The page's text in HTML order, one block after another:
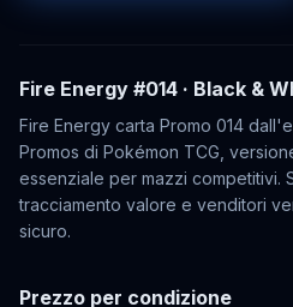
Fire Energy #014 · Black &
Fire Energy carta Promo 014
Promos di Pokémon TCG,
essenziale per mazzi competitivi.
tracciamento valore e venditori
sicuro.
Prezzo per condizione